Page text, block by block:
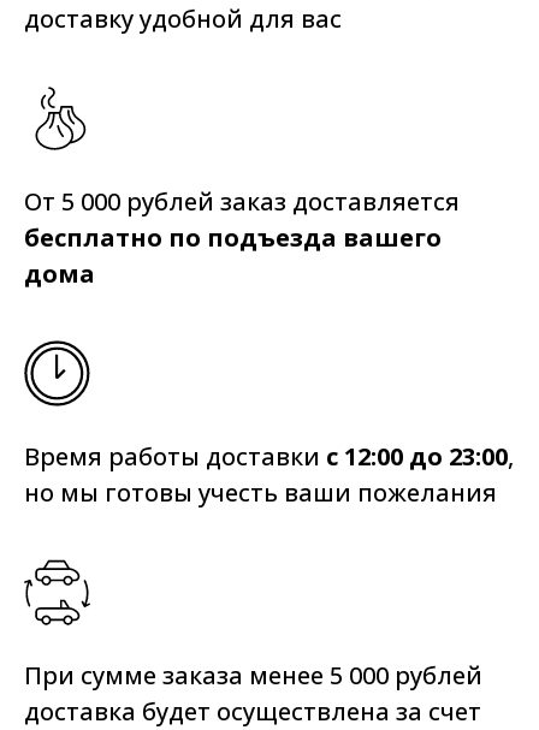
доставку удобной для вас
От 5 000 рублей заказ доставляется
бесплатно по подъезда вашего
дома
Время работы доставки с 12:00 до 23:00,
но мы готовы учесть ваши пожелания
При сумме заказа менее 5 000 рублей
доставка будет осуществлена за счет